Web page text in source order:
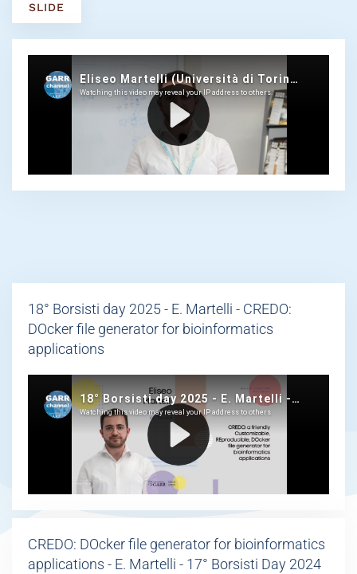
SLIDE
18° Borsisti day 2025 - E. Martelli - CREDO:
DOcker file generator for bioinformatics
applications
CREDO: DOcker file generator for bioinformatics
applications - E. Martelli - 17° Borsisti Day 2024